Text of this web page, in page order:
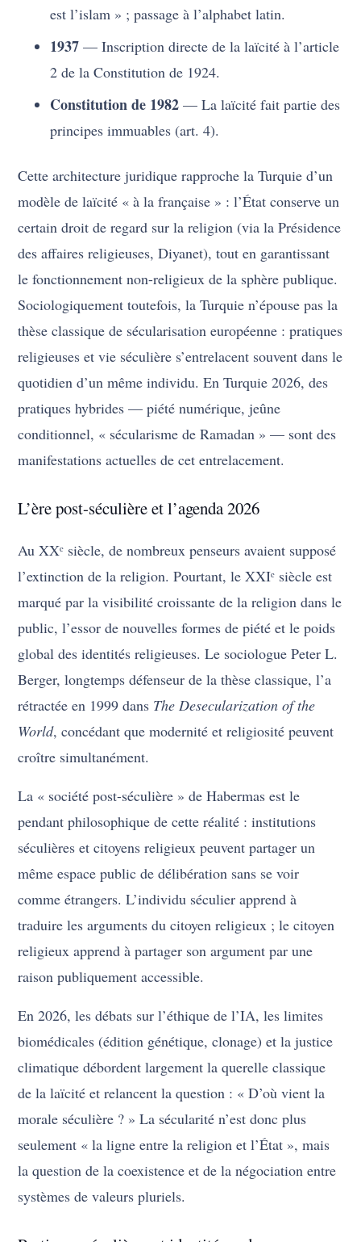
est l’islam » ; passage à l’alphabet latin.
1937 — Inscription directe de la laïcité à l’article
2 de la Constitution de 1924.
Constitution de 1982 — La laïcité fait partie des
principes immuables (art. 4).
Cette architecture juridique rapproche la Turquie d’un
modèle de laïcité « à la française » : l’État conserve un
certain droit de regard sur la religion (via la Présidence
des affaires religieuses, Diyanet), tout en garantissant
le fonctionnement non-religieux de la sphère publique.
Sociologiquement toutefois, la Turquie n’épouse pas la
thèse classique de sécularisation européenne : pratiques
religieuses et vie séculière s’entrelacent souvent dans le
quotidien d’un même individu. En Turquie 2026, des
pratiques hybrides — piété numérique, jeûne
conditionnel, « sécularisme de Ramadan » — sont des
manifestations actuelles de cet entrelacement.
L’ère post-séculière et l’agenda 2026
Au XXᵉ siècle, de nombreux penseurs avaient supposé
l’extinction de la religion. Pourtant, le XXIᵉ siècle est
marqué par la visibilité croissante de la religion dans le
public, l’essor de nouvelles formes de piété et le poids
global des identités religieuses. Le sociologue Peter L.
Berger, longtemps défenseur de la thèse classique, l’a
rétractée en 1999 dans The Desecularization of the
World, concédant que modernité et religiosité peuvent
croître simultanément.
La « société post-séculière » de Habermas est le
pendant philosophique de cette réalité : institutions
séculières et citoyens religieux peuvent partager un
même espace public de délibération sans se voir
comme étrangers. L’individu séculier apprend à
traduire les arguments du citoyen religieux ; le citoyen
religieux apprend à partager son argument par une
raison publiquement accessible.
En 2026, les débats sur l’éthique de l’IA, les limites
biomédicales (édition génétique, clonage) et la justice
climatique débordent largement la querelle classique
de la laïcité et relancent la question : « D’où vient la
morale séculière ? » La sécularité n’est donc plus
seulement « la ligne entre la religion et l’État », mais
la question de la coexistence et de la négociation entre
systèmes de valeurs pluriels.